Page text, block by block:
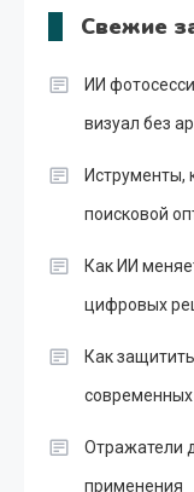
Свежие
ИИ
визуал без
Иструменты,
поисковой
Как ИИ
цифровых
Как
современных
Отражатели
применения